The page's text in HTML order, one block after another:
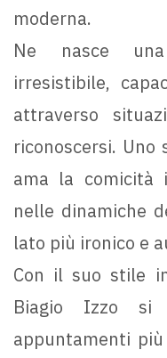
moderna.
Ne nasce
irresistibile,
attraverso
riconoscersi.
ama la comicità
nelle dinamiche
lato più ironico e
Con il suo stile
Biagio Izzo
appuntamenti